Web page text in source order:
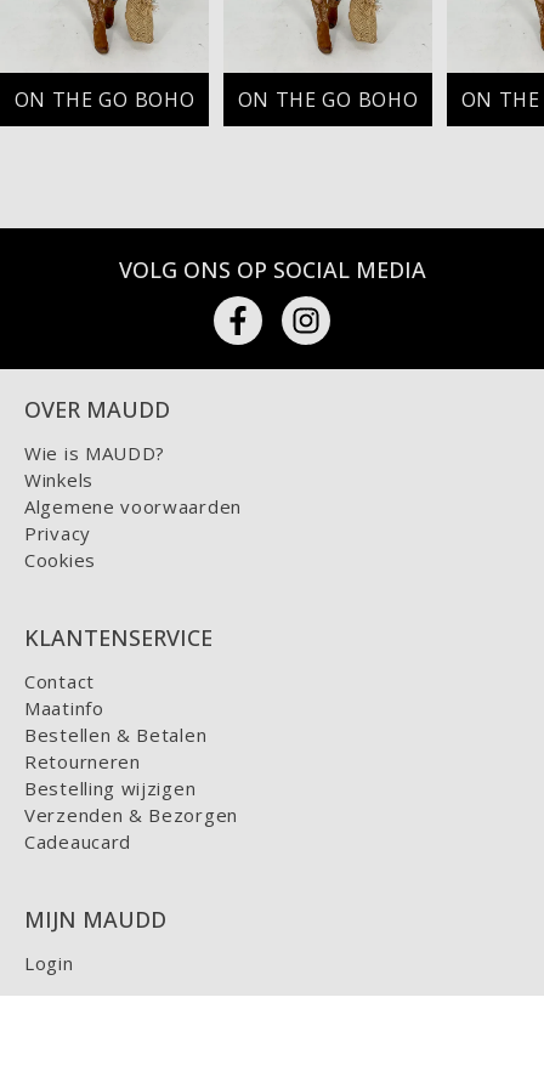
ON THE GO BOHO ON THE GO BOHO ON
VOLG ONS OP SOCIAL MEDIA
OVER MAUDD
Wie is MAUDD?
Winkels
Algemene voorwaarden
Privacy
Cookies
KLANTENSERVICE
Contact
Maatinfo
Bestellen & Betalen
Retourneren
Bestelling wijzigen
Verzenden & Bezorgen
Cadeaucard
MIJN MAUDD
Login